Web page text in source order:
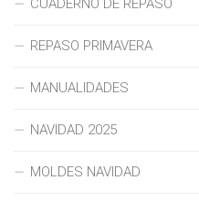
CUADERNO DE REPASO
REPASO PRIMAVERA
MANUALIDADES
NAVIDAD 2025
MOLDES NAVIDAD